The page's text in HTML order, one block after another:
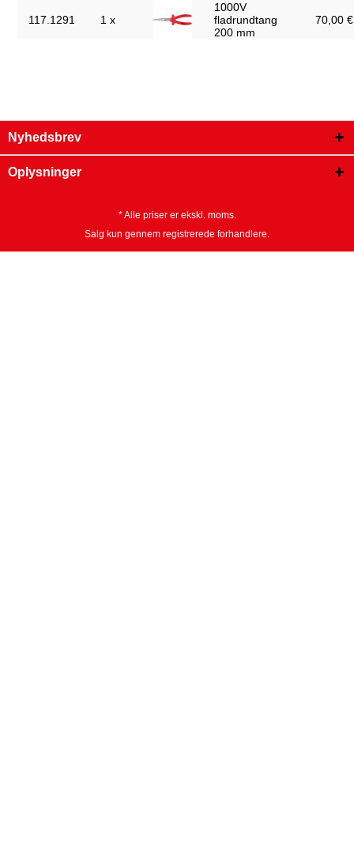
117.1291 1 x
1000V
fladrundtang
200 mm
70,00
Nyhedsbrev
Oplysninger
* Alle priser er ekskl. moms.
Salg kun gennem registrerede forhandlere.